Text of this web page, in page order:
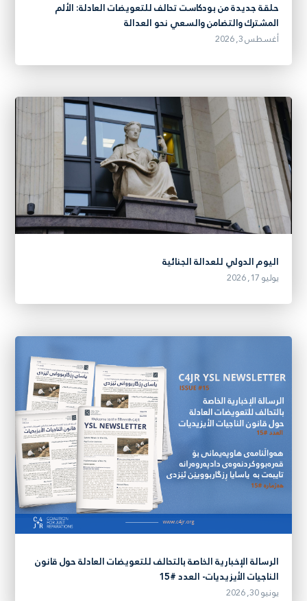
حلقة جديدة من بودكاست تحالف للتعويضات العادلة: الألم
المشترك والتضامن والسعي نحو العدالة
أغسطس 3, 2026
اليوم الدولي للعدالة الجنائية
يوليو 17, 2026
الرسالة الإخبارية الخاصة بالتحالف للتعويضات العادلة حول قانون
الناجيات الأيزيديات- العدد #15
يونيو 30, 2026